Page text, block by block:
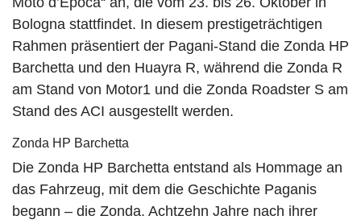
Bologna stattfindet. In diesem prestigeträchtigen
Rahmen präsentiert der Pagani-Stand die Zonda HP
Barchetta und den Huayra R, während die Zonda R
am Stand von Motor1 und die Zonda Roadster S am
Stand des ACI ausgestellt werden.
Zonda HP Barchetta
Die Zonda HP Barchetta entstand als Hommage an
das Fahrzeug, mit dem die Geschichte Paganis
begann – die Zonda. Achtzehn Jahre nach ihrer